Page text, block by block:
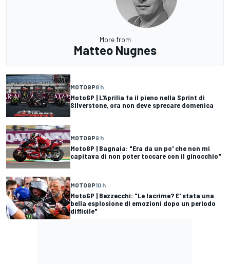
More from
Matteo Nugnes
MOTOGP8 h
MotoGP | L'Aprilia fa il pieno nella Sprint di
Silverstone, ora non deve sprecare domenica
MOTOGP9 h
MotoGP | Bagnaia: "Era da un po' che non mi
capitava di non poter toccare con il ginocchio"
MOTOGP10 h
MotoGP | Bezzecchi: "Le lacrime? E' stata una
bella esplosione di emozioni dopo un periodo
difficile"